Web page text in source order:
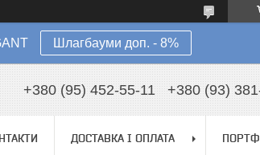
Шлагбауми доп. - 8%
+380 (95) 452-55-11 +380 (93)
ДОСТАВКА І ОПЛАТА